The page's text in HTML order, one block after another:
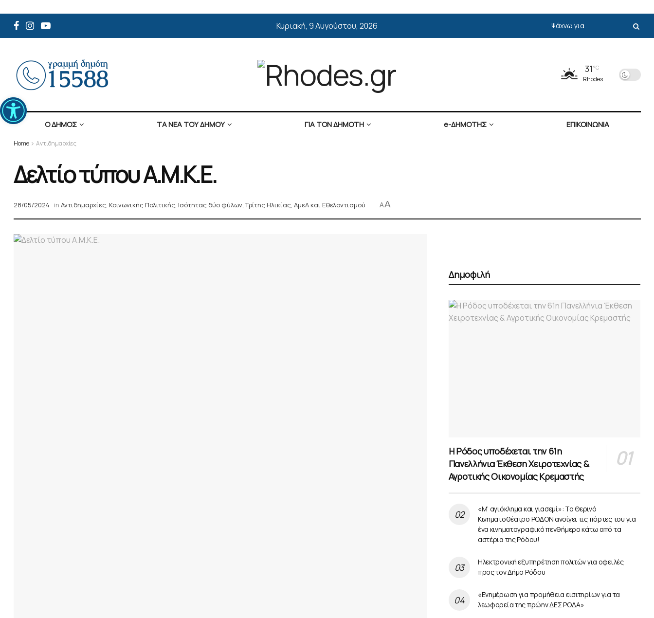
Ανοίξτε τη γραμμή εργαλείων
Κυριακή, 9 Αυγούστου, 2026
31°C
Rhodes
Ο ΔΗΜΟΣ ΤΑ ΝΕΑ ΤΟΥ ΔΗΜΟΥ ΓΙΑ ΤΟΝ ΔΗΜΟΤΗ e-ΔΗΜΟΤΗΣ ΕΠΙΚΟΙΝΩΝΙΑ
Home Αντιδημαρχίες
Δελτίο τύπου Α.Μ.Κ.Ε.
28/05/2024 in Αντιδημαρχίες, Κοινωνικής Πολιτικής, Ισότητας δύο φύλων, Τρίτης Ηλικίας, ΑμεΑ και Εθελοντισμού AA
Δημοφιλή
Η Ρόδος υποδέχεται την 61η
Πανελλήνια Έκθεση Χειροτεχνίας &
Αγροτικής Οικονομίας Κρεμαστής
«Μ’ αγιόκλημα και γιασεμί»: Το Θερινό
Κινηματοθέατρο ΡΟΔΟΝ ανοίγει τις πόρτες του για
ένα κινηματογραφικό πενθήμερο κάτω από τα
αστέρια της Ρόδου!
Ηλεκτρονική εξυπηρέτηση πολιτών για οφειλές
προς τον Δήμο Ρόδου
«Ενημέρωση για προμήθεια εισιτηρίων για τα
λεωφορεία της πρώην ΔΕΣ ΡΟΔΑ»